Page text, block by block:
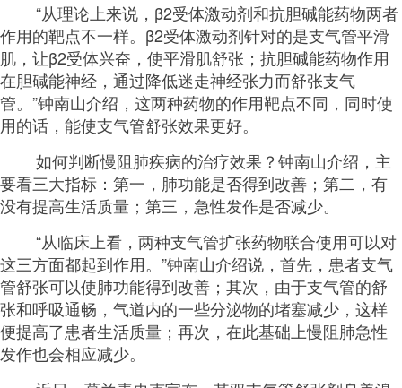
“从理论上来说，β2受体激动剂和抗胆碱能药物两者
作用的靶点不一样。β2受体激动剂针对的是支气管平滑
肌，让β2受体兴奋，使平滑肌舒张；抗胆碱能药物作用
在胆碱能神经，通过降低迷走神经张力而舒张支气
管。”钟南山介绍，这两种药物的作用靶点不同，同时使
用的话，能使支气管舒张效果更好。
如何判断慢阻肺疾病的治疗效果？钟南山介绍，主
要看三大指标：第一，肺功能是否得到改善；第二，有
没有提高生活质量；第三，急性发作是否减少。
“从临床上看，两种支气管扩张药物联合使用可以对
这三方面都起到作用。”钟南山介绍说，首先，患者支气
管舒张可以使肺功能得到改善；其次，由于支气管的舒
张和呼吸通畅，气道内的一些分泌物的堵塞减少，这样
便提高了患者生活质量；再次，在此基础上慢阻肺急性
发作也会相应减少。